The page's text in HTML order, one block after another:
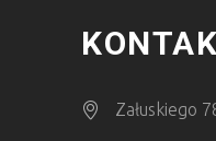
Załuskiego